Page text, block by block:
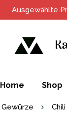
Ausgewählte
Home Shop
Gewürze Chili